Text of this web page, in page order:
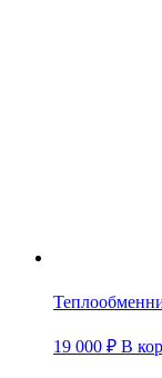
19 000 ₽ В